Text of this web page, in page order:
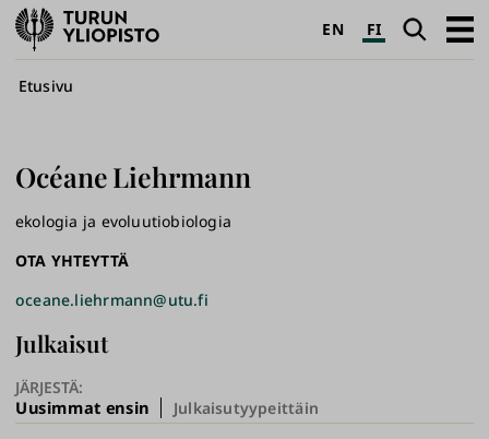
Turun
yliopisto
EN FI Haku
Avaa
Murupolku
Etusivu
OcéaneLiehrmann
ekologia ja evoluutiobiologia
OTA YHTEYTTÄ
oceane.liehrmann@utu.fi
Julkaisut
JÄRJESTÄ:
Uusimmat ensin Julkaisutyypeittäin